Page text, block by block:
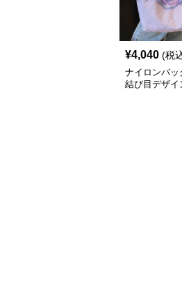
¥4,040 (税
ナイロンバッ
結び目デザイ